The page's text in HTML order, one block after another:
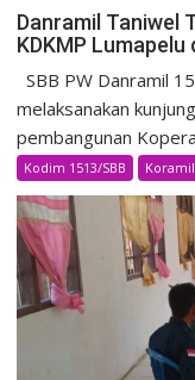
Danramil Taniwel
KDKMP
SBB PW Danramil
melaksanakan
pembangunan
Kodim 1513/SBB